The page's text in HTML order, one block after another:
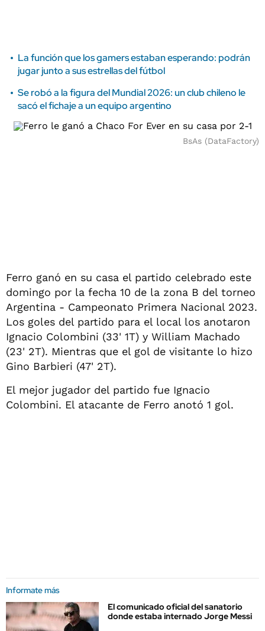
La función que los gamers estaban esperando: podrán
jugar junto a sus estrellas del fútbol
Se robó a la figura del Mundial 2026: un club chileno le
sacó el fichaje a un equipo argentino
BsAs (DataFactory)
Ferro ganó en su casa el partido celebrado este
domingo por la fecha 10 de la zona B del torneo
Argentina - Campeonato Primera Nacional 2023.
Los goles del partido para el local los anotaron
Ignacio Colombini (33' 1T) y William Machado
(23' 2T). Mientras que el gol de visitante lo hizo
Gino Barbieri (47' 2T).
El mejor jugador del partido fue Ignacio
Colombini. El atacante de Ferro anotó 1 gol.
Informate más
El comunicado oficial del sanatorio
donde estaba internado Jorge Messi